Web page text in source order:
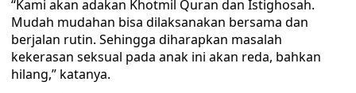
“Kami akan adakan Khotmil Quran dan Istighosah.
Mudah mudahan bisa dilaksanakan bersama dan
berjalan rutin. Sehingga diharapkan masalah
kekerasan seksual pada anak ini akan reda, bahkan
hilang,” katanya.